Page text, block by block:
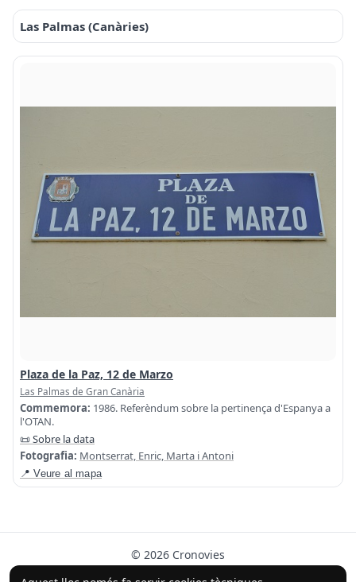
Las Palmas (Canàries)
Plaza de la Paz, 12 de Marzo
Las Palmas de Gran Canària
Commemora: 1986. Referèndum sobre la pertinença d'Espanya a
l'OTAN.
📜 Sobre la data
Fotografia: Montserrat, Enric, Marta i Antoni
📍 Veure al mapa
© 2026 Cronovies
Història als carrers · Desenvolupat amb l’ajuda de la IA